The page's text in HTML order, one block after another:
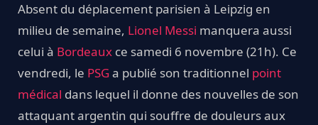
Absent du déplacement parisien à Leipzig en
milieu de semaine, Lionel Messi manquera aussi
celui à Bordeaux ce samedi 6 novembre (21h). Ce
vendredi, le PSGa publié son traditionnel point
médical dans lequel il donne des nouvelles de son
attaquant argentin qui souffre de douleurs aux